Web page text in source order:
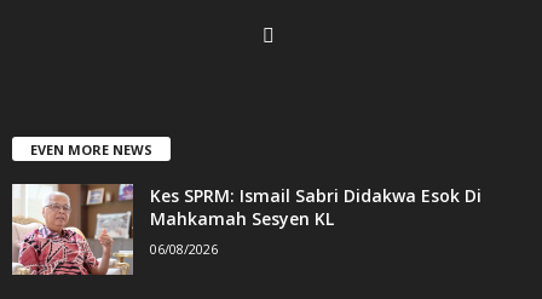
EVEN MORE NEWS
Kes SPRM: Ismail Sabri Didakwa Esok Di
Mahkamah Sesyen KL
06/08/2026